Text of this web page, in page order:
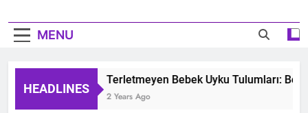
MENU
HEADLINES
Terletmeyen Bebek Uyku Tulumları:
2 Years Ago